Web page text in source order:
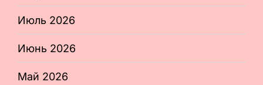
Июль 2026
Июнь 2026
Май 2026